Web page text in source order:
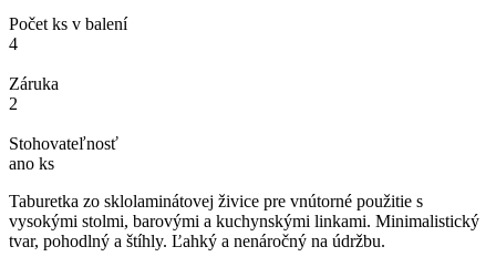
Počet ks v balení
4
Záruka
2
Stohovateľnosť
ano ks
Taburetka zo sklolaminátovej živice pre vnútorné použitie s
vysokými stolmi, barovými a kuchynskými linkami. Minimalistický
tvar, pohodlný a štíhly. Ľahký a nenáročný na údržbu.